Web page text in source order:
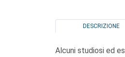
DESCRIZIONE
Alcuni studiosi ed